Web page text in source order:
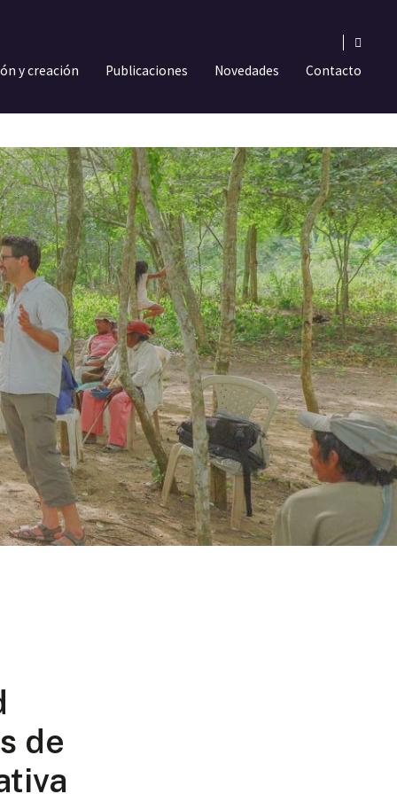
y creación Publicaciones Novedades Contacto
de